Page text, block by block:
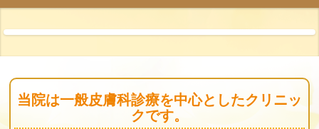
当院は一般皮膚科診療を中心としたクリニッ
クです。